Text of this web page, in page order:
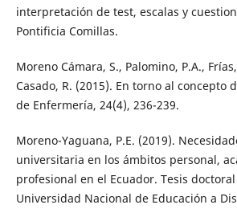
interpretación de test, escalas y
Pontificia Comillas.
Moreno Cámara, S., Palomino, P.A.,
Casado, R. (2015). En torno al concepto
de Enfermería, 24(4), 236-239.
Moreno-Yaguana, P.E. (2019).
universitaria en los ámbitos personal,
profesional en el Ecuador. Tesis
Universidad Nacional de Educación a